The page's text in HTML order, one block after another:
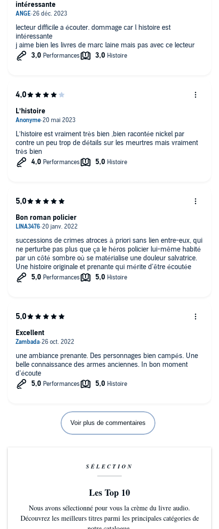
lecteur difficile a écouter. dommage car l histoire est
intéressante
j aime bien les livres de marc laine mais pas avec ce lecteur
intéressante
L’histoire est vraiment très bien ,bien racontée nickel par
contre un peu trop de détails sur les meurtres mais vraiment
très bien
L’histoire
successions de crimes atroces à priori sans lien entre-eux, qui
ne perturbe pas plus que ça le héros policier lui-même habité
par un côté sombre où se matérialise une douleur salvatrice.
Une histoire originale et prenante qui mérite d'être écoutée
Bon roman policier
une ambiance prenante. Des personnages bien campés. Une
belle connaissance des armes anciennes. In bon moment
d'écoute
Excellent
Voir plus de commentaires
SÉLECTION
Les Top 10
Nous avons sélectionné pour vous la crème du livre audio.
Découvrez les meilleurs titres parmi les principales catégories de